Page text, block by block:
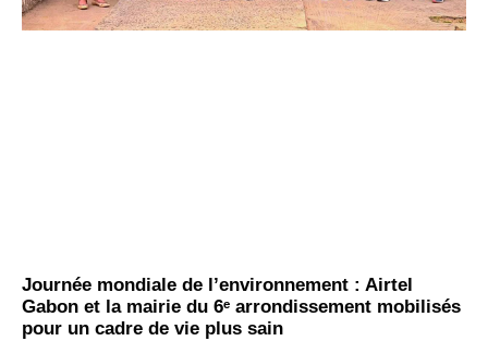
‎Journée mondiale de l’environnement : Airtel
Gabon et la mairie du 6ᵉ arrondissement mobilisés
pour un cadre de vie plus sain